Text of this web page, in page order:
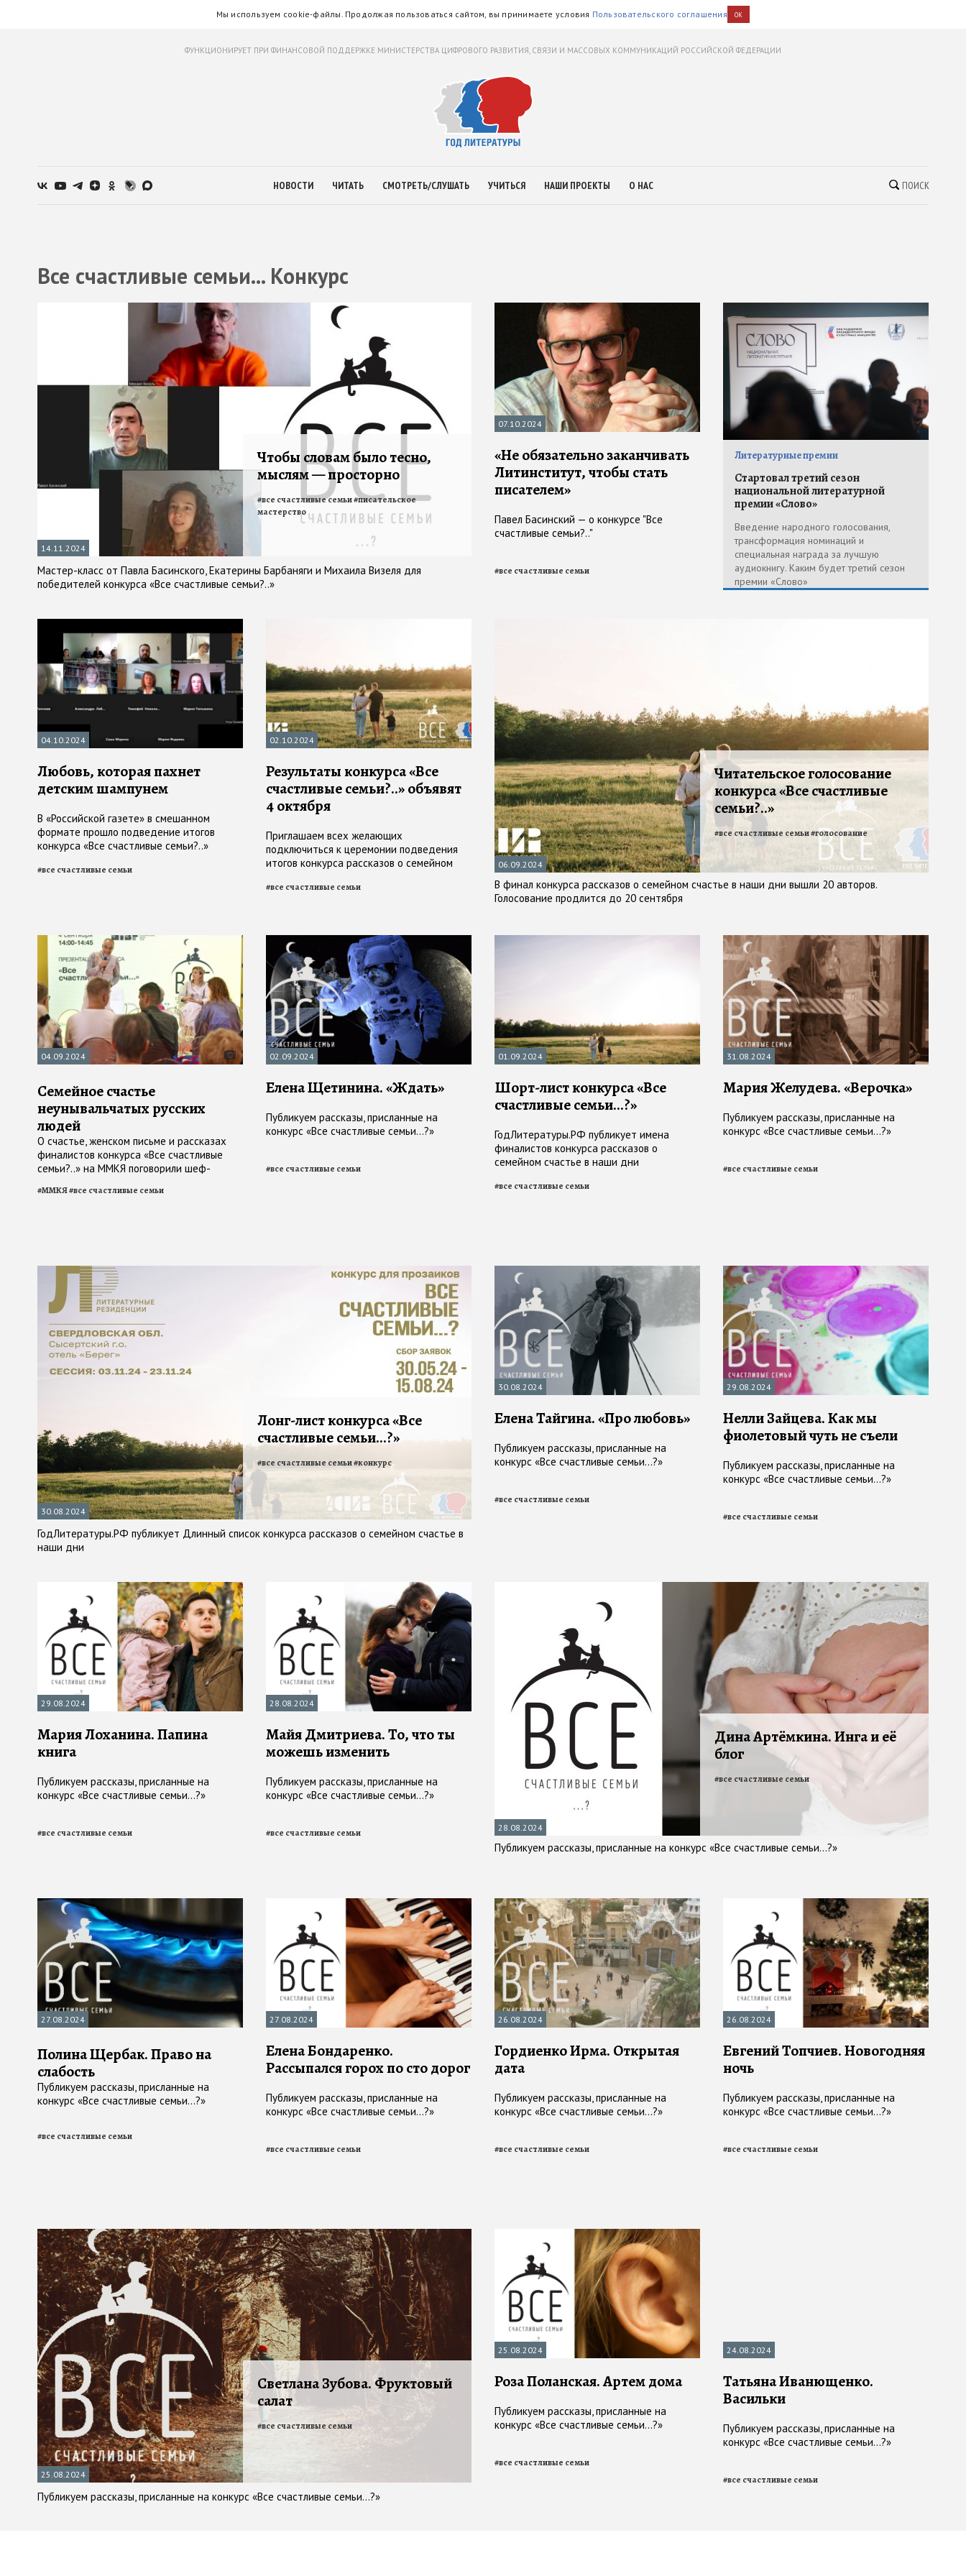
Мы используем cookie-файлы. Продолжая пользоваться сайтом, вы принимаете условия Пользовательского соглашения OK
ФУНКЦИОНИРУЕТ ПРИ ФИНАНСОВОЙ ПОДДЕРЖКЕ МИНИСТЕРСТВА ЦИФРОВОГО РАЗВИТИЯ, СВЯЗИ И МАССОВЫХ КОММУНИКАЦИЙ РОССИЙСКОЙ ФЕДЕРАЦИИ
НОВОСТИ ЧИТАТЬ СМОТРЕТЬ/СЛУШАТЬ УЧИТЬСЯ НАШИ ПРОЕКТЫ О НАС ПОИСК
Все счастливые семьи... Конкурс
14.11.2024
Чтобы словам было тесно,
мыслям — просторно
Мастер-класс от Павла Басинского, Екатерины Барбаняги и Михаила Визеля для
победителей конкурса «Все счастливые семьи?..»
#все счастливые семьи#писательское
мастерство
07.10.2024
«Не обязательно заканчивать
Литинститут, чтобы стать
писателем»
Павел Басинский — о конкурсе "Все
счастливые семьи?.."
#все счастливые семьи
Литературные премии
Стартовал третий сезон
национальной литературной
премии «Слово»
Введение народного голосования,
трансформация номинаций и
специальная награда за лучшую
аудиокнигу. Каким будет третий сезон
премии «Слово»
04.10.2024
Любовь, которая пахнет
детским шампунем
В «Российской газете» в смешанном
формате прошло подведение итогов
конкурса «Все счастливые семьи?..»
#все счастливые семьи
02.10.2024
Результаты конкурса «Все
счастливые семьи?..» объявят
4 октября
Приглашаем всех желающих
подключиться к церемонии подведения
итогов конкурса рассказов о семейном
#все счастливые семьи
06.09.2024
Читательское голосование
конкурса «Все счастливые
семьи?..»
В финал конкурса рассказов о семейном счастье в наши дни вышли 20 авторов.
Голосование продлится до 20 сентября
#все счастливые семьи#голосование
04.09.2024
Семейное счастье
неунывальчатых русских
людей
О счастье, женском письме и рассказах
финалистов конкурса «Все счастливые
семьи?..» на ММКЯ поговорили шеф-
Визель и главный редактор издательства
#ММКЯ#все счастливые семьи
02.09.2024
Елена Щетинина. «Ждать»
Публикуем рассказы, присланные на
конкурс «Все счастливые семьи...?»
#все счастливые семьи
01.09.2024
Шорт-лист конкурса «Все
счастливые семьи...?»
ГодЛитературы.РФ публикует имена
финалистов конкурса рассказов о
семейном счастье в наши дни
#все счастливые семьи
31.08.2024
Мария Желудева. «Верочка»
Публикуем рассказы, присланные на
конкурс «Все счастливые семьи...?»
#все счастливые семьи
30.08.2024
Лонг-лист конкурса «Все
счастливые семьи...?»
ГодЛитературы.РФ публикует Длинный список конкурса рассказов о семейном счастье в
наши дни
#все счастливые семьи#конкурс
30.08.2024
Елена Тайгина. «Про любовь»
Публикуем рассказы, присланные на
конкурс «Все счастливые семьи...?»
#все счастливые семьи
29.08.2024
Нелли Зайцева. Как мы
фиолетовый чуть не съели
Публикуем рассказы, присланные на
конкурс «Все счастливые семьи...?»
#все счастливые семьи
29.08.2024
Мария Лоханина. Папина
книга
Публикуем рассказы, присланные на
конкурс «Все счастливые семьи...?»
#все счастливые семьи
28.08.2024
Майя Дмитриева. То, что ты
можешь изменить
Публикуем рассказы, присланные на
конкурс «Все счастливые семьи...?»
#все счастливые семьи 28.08.2024
Дина Артёмкина. Инга и её
блог
Публикуем рассказы, присланные на конкурс «Все счастливые семьи...?»
#все счастливые семьи
27.08.2024
Полина Щербак. Право на
слабость
Публикуем рассказы, присланные на
конкурс «Все счастливые семьи...?»
#все счастливые семьи
27.08.2024
Елена Бондаренко.
Рассыпался горох по сто дорог
Публикуем рассказы, присланные на
конкурс «Все счастливые семьи...?»
#все счастливые семьи
26.08.2024
Гордиенко Ирма. Открытая
дата
Публикуем рассказы, присланные на
конкурс «Все счастливые семьи...?»
#все счастливые семьи
26.08.2024
Евгений Топчиев. Новогодняя
ночь
Публикуем рассказы, присланные на
конкурс «Все счастливые семьи...?»
#все счастливые семьи
25.08.2024
Светлана Зубова. Фруктовый
салат
Публикуем рассказы, присланные на конкурс «Все счастливые семьи...?»
#все счастливые семьи
25.08.2024
Роза Поланская. Артем дома
Публикуем рассказы, присланные на
конкурс «Все счастливые семьи...?»
#все счастливые семьи
24.08.2024
Татьяна Иванющенко.
Васильки
Публикуем рассказы, присланные на
конкурс «Все счастливые семьи...?»
#все счастливые семьи